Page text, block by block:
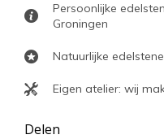
Persoonlijke
Groningen
Natuurlijke
Eigen atelier: wij
Delen